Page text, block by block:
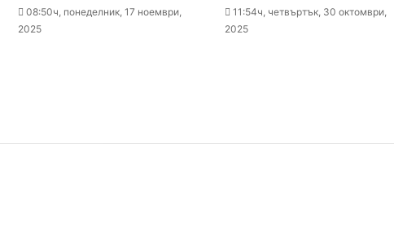
2026
08:50ч, понеделник, 17 ноември,
2025
11:54ч, четвъртък, 30 октомври,
2025